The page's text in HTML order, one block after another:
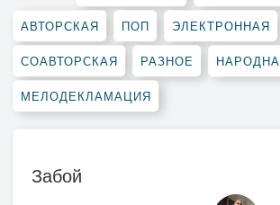
АВТОРСКАЯ ПОП ЭЛЕКТРОННАЯ
СОАВТОРСКАЯ РАЗНОЕ
МЕЛОДЕКЛАМАЦИЯ
Забой